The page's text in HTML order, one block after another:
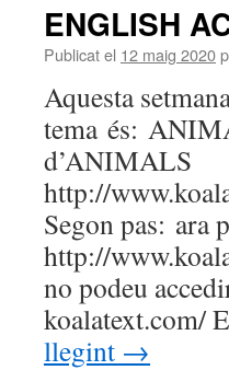
ENGLISH
Publicat el 12 maig 2020
Aquesta
tema és:
d’ANIMALS
http://
Segon pas: ara
http://
no podeu
koalatext.com/
llegint →